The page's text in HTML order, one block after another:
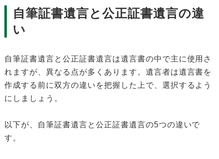
自筆証書遺言と公正証書遺言の違
い
自筆証書遺言と公正証書遺言は遺言書の中で主に使用さ
れますが、異なる点が多くあります。遺言者は遺言書を
作成する前に双方の違いを把握した上で、選択するよう
にしましょう。
以下が、自筆証書遺言と公正証書遺言の5つの違いで
す。